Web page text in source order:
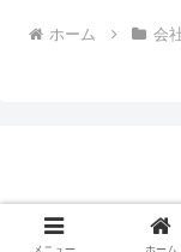
ホーム 会
Copyright ©
メニュー ホーム